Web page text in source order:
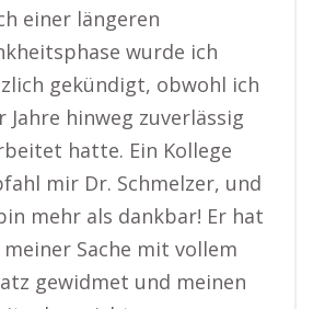
einer längeren
wurde ich
gekündigt, obwohl ich
Jahre hinweg zuverlässig
hatte. Ein Kollege
mir Dr. Schmelzer, und
mehr als dankbar! Er hat
meiner Sache mit vollem
gewidmet und meinen